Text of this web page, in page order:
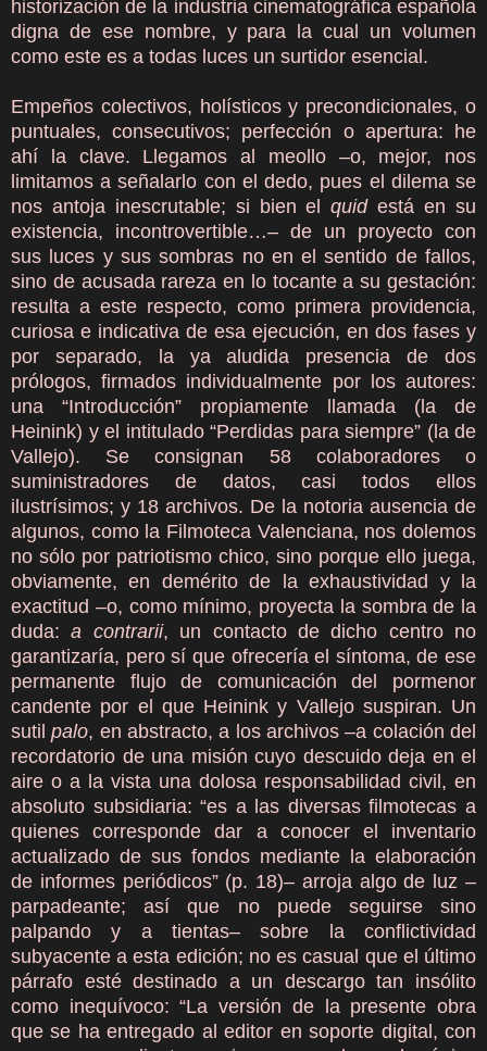
historización de la industria cinematográfica española
digna de ese nombre, y para la cual un volumen
como este es a todas luces un surtidor esencial.
Empeños colectivos, holísticos y precondicionales, o
puntuales, consecutivos; perfección o apertura: he
ahí la clave. Llegamos al meollo –o, mejor, nos
limitamos a señalarlo con el dedo, pues el dilema se
nos antoja inescrutable; si bien elquidestá en su
existencia, incontrovertible…– de un proyecto con
sus luces y sus sombras no en el sentido de fallos,
sino de acusada rareza en lo tocante a su gestación:
resulta a este respecto, como primera providencia,
curiosa e indicativa de esa ejecución, en dos fases y
por separado, la ya aludida presencia de dos
prólogos, firmados individualmente por los autores:
una “Introducción” propiamente llamada (la de
Heinink) y el intitulado “Perdidas para siempre” (la de
Vallejo). Se consignan 58 colaboradores o
suministradores de datos, casi todos ellos
ilustrísimos; y 18 archivos. De la notoria ausencia de
algunos, como la Filmoteca Valenciana, nos dolemos
no sólo por patriotismo chico, sino porque ello juega,
obviamente, en demérito de la exhaustividad y la
exactitud –o, como mínimo, proyecta la sombra de la
duda:a contrarii, un contacto de dicho centro no
garantizaría, pero sí que ofrecería el síntoma, de ese
permanente flujo de comunicación del pormenor
candente por el que Heinink y Vallejo suspiran. Un
sutilpalo, en abstracto, a los archivos –a colación del
recordatorio de una misión cuyo descuido deja en el
aire o a la vista una dolosa responsabilidad civil, en
absoluto subsidiaria: “es a las diversas filmotecas a
quienes corresponde dar a conocer el inventario
actualizado de sus fondos mediante la elaboración
de informes periódicos” (p. 18)– arroja algo de luz –
parpadeante; así que no puede seguirse sino
palpando y a tientas– sobre la conflictividad
subyacente a esta edición; no es casual que el último
párrafo esté destinado a un descargo tan insólito
como inequívoco: “La versión de la presente obra
que se ha entregado al editor en soporte digital, con